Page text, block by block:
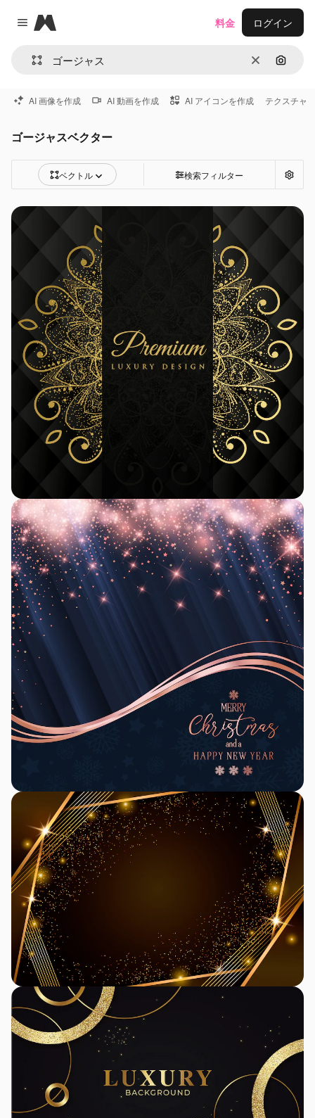
Close menu
Magnific
消去 画像で
料金 ログイン
AI 画像を作成 AI 動画を作成 AI アイコンを作成 テクスチャ
ゴージャスベクター
ベクトル 検索フィルター